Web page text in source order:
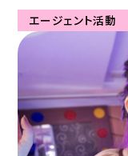
エージェント活動